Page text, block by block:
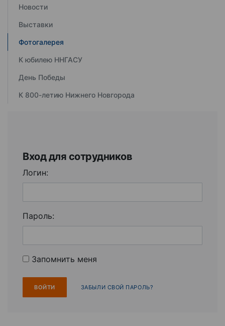
Новости
Выставки
Фотогалерея
К юбилею ННГАСУ
День Победы
К 800-летию Нижнего Новгорода
Вход для сотрудников
Логин:
Пароль:
Запомнить меня
ЗАБЫЛИ СВОЙ ПАРОЛЬ?